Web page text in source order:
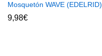
Mosquetón WAVE (EDELRID)
9,98€